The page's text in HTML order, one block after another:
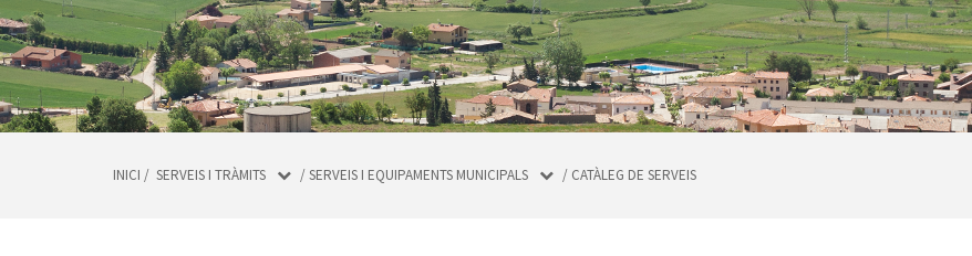
INICI / SERVEIS I TRÀMITS /SERVEIS I EQUIPAMENTS MUNICIPALS / CATÀLEG DE SERVEIS